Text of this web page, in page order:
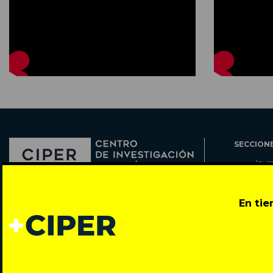
En
Todos los derechos reservados © 2007-2026